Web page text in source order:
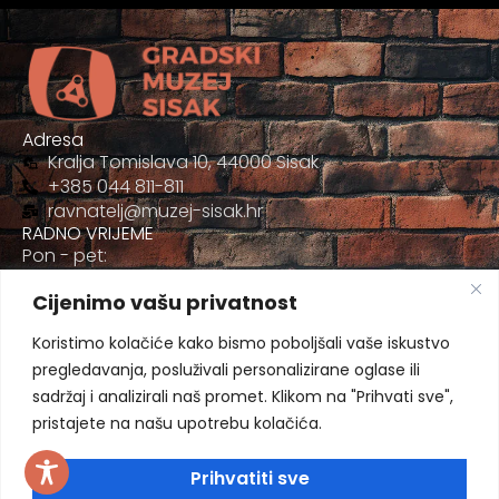
Cijenimo vašu privatnost
Koristimo kolačiće kako bismo poboljšali vaše iskustvo
pregledavanja, posluživali personalizirane oglase ili
sadržaj i analizirali naš promet. Klikom na "Prihvati sve",
pristajete na našu upotrebu kolačića.
Prihvatiti sve
Adresa
Kralja Tomislava 10, 44000 Sisak
+385 044 811-811
ravnatelj@muzej-sisak.hr
RADNO VRIJEME
Pon - pet:
Sub